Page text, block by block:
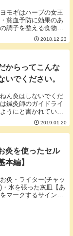
モギはハーブの女王
貧血予防に効果のあ
調子を整える食物繊
いいとされるカリウ
果が期待できる成分
モギを使ったホット
2018.12.23
からってこんな
いでください。
ん灸はしないでくだ
鍼灸師のガイドライ
うにと書かれていま
は禁灸穴といわれる
と定められたツボも
でやってしまうと火
2019.01.20
灸を使ったセル
本編】
灸・ライター(チャッ
水を張った灰皿【あ
マークするサインペ